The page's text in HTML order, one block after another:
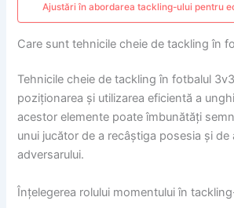
Ajustări în abordarea tackling-ului pentru
Care sunt tehnicile cheie de tackling în
Tehnicile cheie de tackling în fotbalul
poziționarea și utilizarea eficientă a
acestor elemente poate îmbunătăți
unui jucător de a recâștiga posesia și de
adversarului.
Înțelegerea rolului momentului în